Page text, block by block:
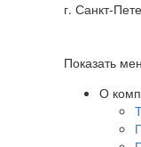
г. Санкт-
Показать
О